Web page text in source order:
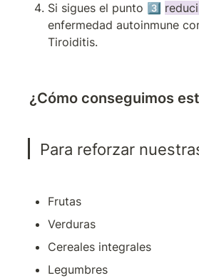
Si sigues el punto 3️⃣
enfermedad autoinmune
Tiroiditis.
¿Cómo conseguimos
Para reforzar
Frutas
Verduras
Cereales integrales
Legumbres